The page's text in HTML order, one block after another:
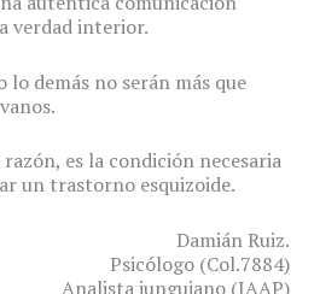
verdad interior.
lo demás no serán más que
es la condición necesaria
un trastorno esquizoide.
Damián Ruiz.
Psicólogo (Col.7884)
Analista junguiano (IAAP)